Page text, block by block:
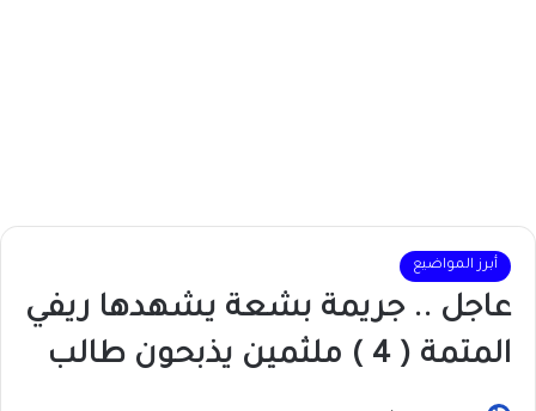
أبرز المواضيع
عاجل .. جريمة بشعة يشهدها ريفي
المتمة ( 4 ) ملثمين يذبحون طالب